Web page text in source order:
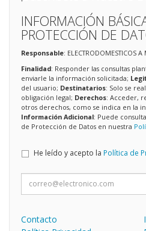
INFORMACIÓN
PROTECCIÓN DE
Responsable: ELECTRODOMESTICOS A
Finalidad: Responder las consultas
enviarle la información solicitada;
del usuario; Destinatarios: Solo se
obligación legal; Derechos: Acceder,
otros derechos, como se indica en la
Información Adicional: Puede
de Protección de Datos en nuestra
He leído y acepto la Política de
Contacto